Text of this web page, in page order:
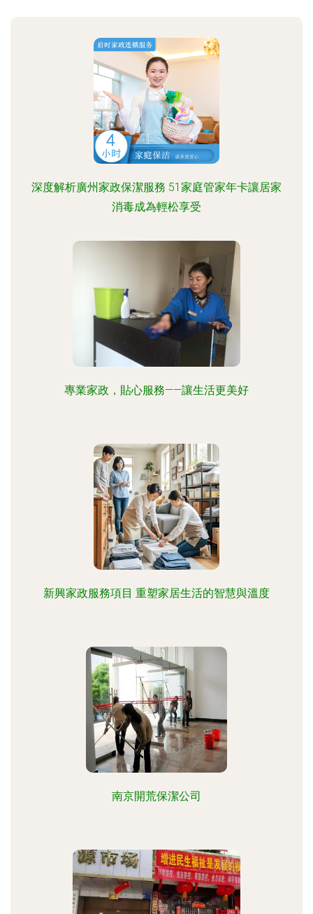
深度解析廣州家政保潔服務 51家庭管家年卡讓居家
消毒成為輕松享受
專業家政，貼心服務——讓生活更美好
新興家政服務項目 重塑家居生活的智慧與溫度
南京開荒保潔公司